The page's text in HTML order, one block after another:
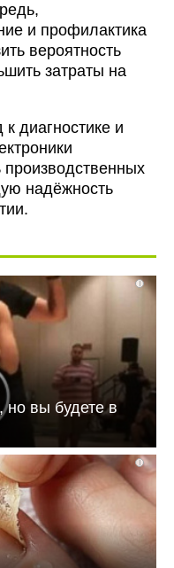
и профилактика
вероятность
затраты на
диагностике и
производственных
надёжность
i
но вы будете в
i